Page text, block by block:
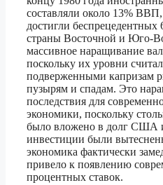
составляли около 13%
достигли беспрецедентных
страны Восточной и Юго-
массивное наращивание
поскольку их уровни
подверженными капризам
пузырям и спадам. Это
последствия для
экономики, поскольку
было вложено в долг США
инвестиции были
экономика фактически
привело к появлению
процентных ставок.